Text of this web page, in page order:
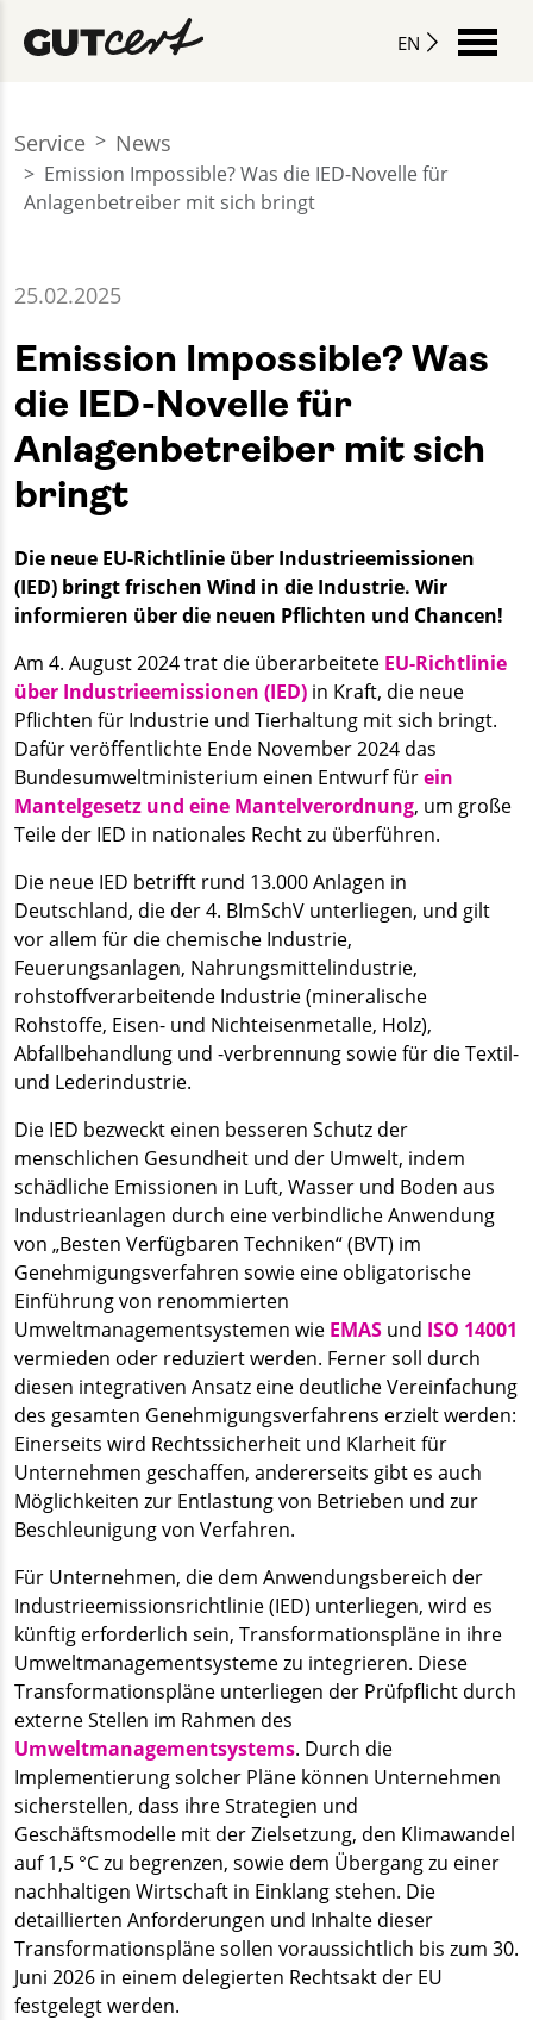
EN
Service News
Emission Impossible? Was die IED-Novelle für
Anlagenbetreiber mit sich bringt
25.02.2025
Emission Impossible? Was
die IED-Novelle für
Anlagenbetreiber mit sich
bringt
Die neue EU-Richtlinie über Industrieemissionen
(IED) bringt frischen Wind in die Industrie. Wir
informieren über die neuen Pflichten und Chancen!
Am 4. August 2024 trat die überarbeitete EU-Richtlinie
über Industrieemissionen (IED) in Kraft, die neue
Pflichten für Industrie und Tierhaltung mit sich bringt.
Dafür veröffentlichte Ende November 2024 das
Bundesumweltministerium einen Entwurf fürein
Mantelgesetz und eine Mantelverordnung, um große
Teile der IED in nationales Recht zu überführen.
Die neue IED betrifft rund 13.000 Anlagen in
Deutschland, die der 4. BImSchV unterliegen, und gilt
vor allem für die chemische Industrie,
Feuerungsanlagen, Nahrungsmittelindustrie,
rohstoffverarbeitende Industrie (mineralische
Rohstoffe, Eisen- und Nichteisenmetalle, Holz),
Abfallbehandlung und -verbrennung sowie für die Textil-
und Lederindustrie.
Die IED bezweckt einen besseren Schutz der
menschlichen Gesundheit und der Umwelt, indem
schädliche Emissionen in Luft, Wasser und Boden aus
Industrieanlagen durch eine verbindliche Anwendung
von „Besten Verfügbaren Techniken“ (BVT) im
Genehmigungsverfahren sowie eine obligatorische
Einführung von renommierten
Umweltmanagementsystemen wie EMAS und ISO 14001
vermieden oder reduziert werden. Ferner soll durch
diesen integrativen Ansatz eine deutliche Vereinfachung
des gesamten Genehmigungsverfahrens erzielt werden:
Einerseits wird Rechtssicherheit und Klarheit für
Unternehmen geschaffen, andererseits gibt es auch
Möglichkeiten zur Entlastung von Betrieben und zur
Beschleunigung von Verfahren.
Für Unternehmen, die dem Anwendungsbereich der
Industrieemissionsrichtlinie (IED) unterliegen, wird es
künftig erforderlich sein, Transformationspläne in ihre
Umweltmanagementsysteme zu integrieren. Diese
Transformationspläne unterliegen der Prüfpflicht durch
externe Stellen im Rahmen des
Umweltmanagementsystems. Durch die
Implementierung solcher Pläne können Unternehmen
sicherstellen, dass ihre Strategien und
Geschäftsmodelle mit der Zielsetzung, den Klimawandel
auf 1,5 °C zu begrenzen, sowie dem Übergang zu einer
nachhaltigen Wirtschaft in Einklang stehen. Die
detaillierten Anforderungen und Inhalte dieser
Transformationspläne sollen voraussichtlich bis zum 30.
Juni 2026 in einem delegierten Rechtsakt der EU
festgelegt werden.